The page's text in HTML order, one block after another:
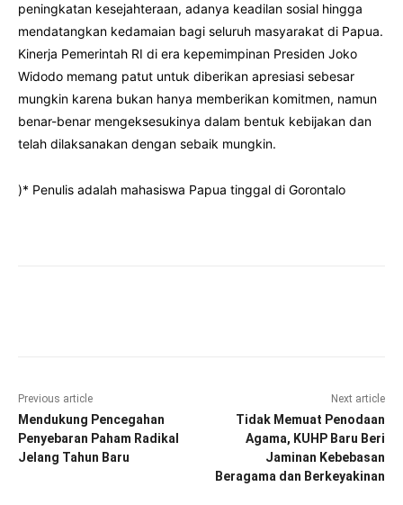
peningkatan kesejahteraan, adanya keadilan sosial hingga
mendatangkan kedamaian bagi seluruh masyarakat di Papua.
Kinerja Pemerintah RI di era kepemimpinan Presiden Joko
Widodo memang patut untuk diberikan apresiasi sebesar
mungkin karena bukan hanya memberikan komitmen, namun
benar-benar mengeksesukinya dalam bentuk kebijakan dan
telah dilaksanakan dengan sebaik mungkin.
)* Penulis adalah mahasiswa Papua tinggal di Gorontalo
Previous article
Mendukung Pencegahan
Penyebaran Paham Radikal
Jelang Tahun Baru
Next article
Tidak Memuat Penodaan
Agama, KUHP Baru Beri
Jaminan Kebebasan
Beragama dan Berkeyakinan